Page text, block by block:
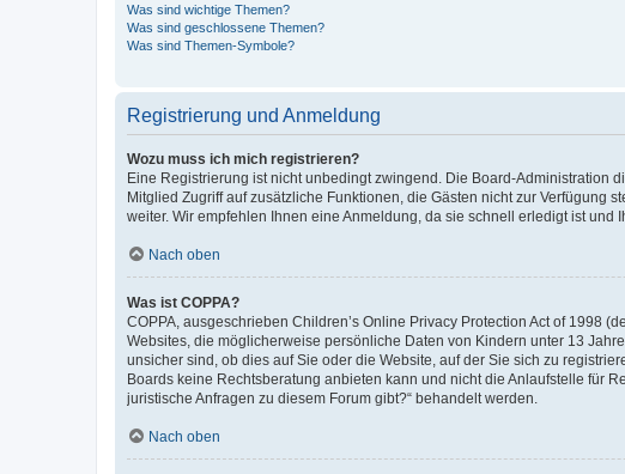
Was sind wichtige Themen?
Was sind geschlossene Themen?
Was sind Themen-Symbole?
Registrierung und Anmeldung
Wozu muss ich mich registrieren?
Eine Registrierung ist nicht unbedingt zwingend. Die Board-Administration
Mitglied Zugriff auf zusätzliche Funktionen, die Gästen nicht zur Verfügung
weiter. Wir empfehlen Ihnen eine Anmeldung, da sie schnell erledigt ist und
Nach oben
Was ist COPPA?
COPPA, ausgeschrieben Children’s Online Privacy Protection Act of 1998
Websites, die möglicherweise persönliche Daten von Kindern unter 13
unsicher sind, ob dies auf Sie oder die Website, auf der Sie sich zu
Boards keine Rechtsberatung anbieten kann und nicht die Anlaufstelle für
juristische Anfragen zu diesem Forum gibt?“ behandelt werden.
Nach oben